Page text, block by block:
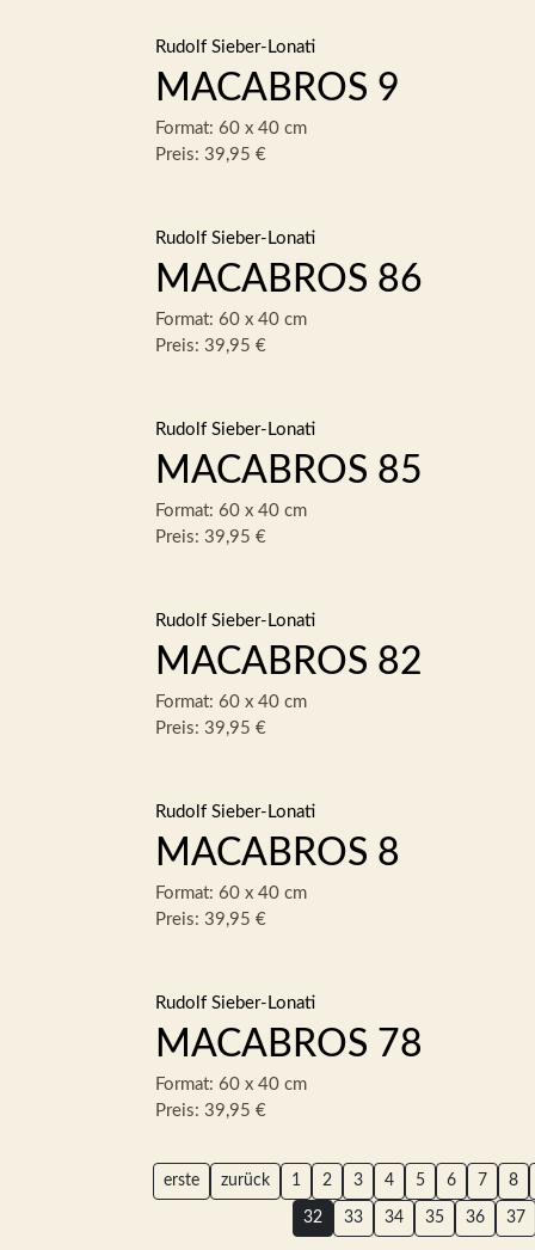
Rudolf Sieber-Lonati
MACABROS 9
Format: 60 x 40 cm
Preis: 39,95 €
Rudolf Sieber-Lonati
MACABROS 86
Format: 60 x 40 cm
Preis: 39,95 €
Rudolf Sieber-Lonati
MACABROS 85
Format: 60 x 40 cm
Preis: 39,95 €
Rudolf Sieber-Lonati
MACABROS 82
Format: 60 x 40 cm
Preis: 39,95 €
Rudolf Sieber-Lonati
MACABROS 8
Format: 60 x 40 cm
Preis: 39,95 €
Rudolf Sieber-Lonati
MACABROS 78
Format: 60 x 40 cm
Preis: 39,95 €
erste zurück 1 2 3 4 5 6 7 8
32 33 34 35 36 37